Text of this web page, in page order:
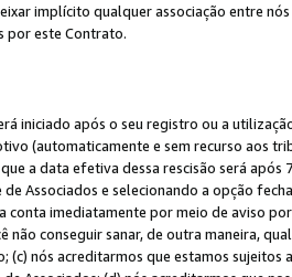
implícito qualquer associação entre
por este Contrato.
iniciado após o seu registro ou a
(automaticamente e sem recurso aos
a data efetiva dessa rescisão será
Associados e selecionando a opção
conta imediatamente por meio de aviso
não conseguir sanar, de outra maneira,
(c) nós acreditarmos que estamos